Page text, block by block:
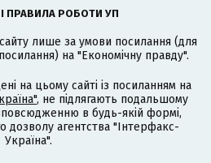
ПРАВИЛА РОБОТИ УП
лише за умови посилання (для
на "Економічну правду".
на цьому сайті із посиланням на
, не підлягають подальшому
в будь-якій формі,
дозволу агентства "Інтерфакс-
Україна".